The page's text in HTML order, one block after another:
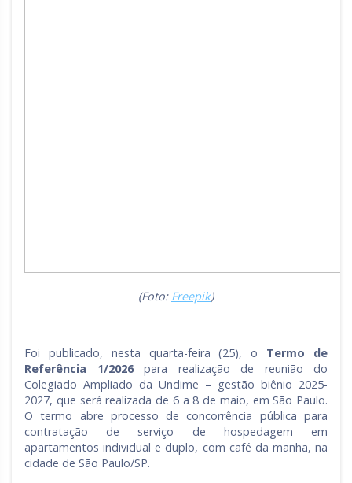
(Foto: Freepik)
Foi publicado, nesta quarta-feira (25), o Termo de
Referência 1/2026para realização de reunião do
Colegiado Ampliado da Undime – gestão biênio 2025-
2027, que será realizada de 6 a 8 de maio, em São Paulo.
O termo abre processo de concorrência pública para
contratação de serviço de hospedagem em
apartamentos individual e duplo, com café da manhã, na
cidade de São Paulo/SP.